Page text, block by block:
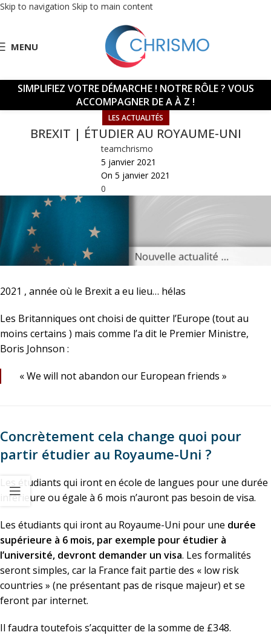
Skip to navigation Skip to main content
MENU
SIMPLIFIEZ VOTRE DÉMARCHE ! NOTRE RÔLE ? VOUS
ACCOMPAGNER DE A À Z !
LES ACTUALITÉS
BREXIT | ÉTUDIER AU ROYAUME-UNI
teamchrismo
5 janvier 2021
On 5 janvier 2021
0
2021 , année où le Brexit a eu lieu… hélas
Les Britanniques ont choisi de quitter l’Europe (tout au
moins certains ) mais comme l’a dit le Premier Ministre,
Boris Johnson :
« We will not abandon our European friends »
Concrètement cela change quoi pour
partir étudier au Royaume-Uni ?
Les étudiants qui iront en école de langues pour une durée
inférieure ou égale à 6 mois n’auront pas besoin de visa.
Les étudiants qui iront au Royaume-Uni pour une durée
supérieure à 6 mois, par exemple pour étudier à
l’université, devront demander un visa. Les formalités
seront simples, car la France fait partie des « low risk
countries » (ne présentant pas de risque majeur) et se
feront par internet.
Il faudra toutefois s’acquitter de la somme de £348.